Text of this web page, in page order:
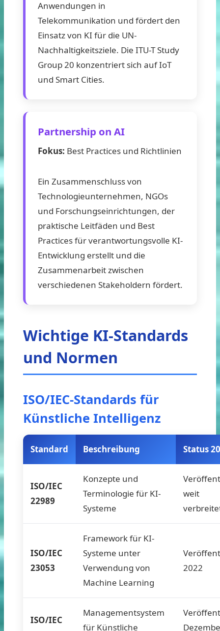
Anwendungen in
Telekommunikation und fördert den
Einsatz von KI für die UN-
Nachhaltigkeitsziele. Die ITU-T Study
Group 20 konzentriert sich auf IoT
und Smart Cities.
Partnership on AI
Fokus: Best Practices und Richtlinien
Ein Zusammenschluss von
Technologieunternehmen, NGOs
und Forschungseinrichtungen, der
praktische Leitfäden und Best
Practices für verantwortungsvolle KI-
Entwicklung erstellt und die
Zusammenarbeit zwischen
verschiedenen Stakeholdern fördert.
Wichtige KI-Standards
und Normen
ISO/IEC-Standards für
Künstliche Intelligenz
Standard Beschreibung Status
ISO/IEC
22989
Konzepte und
Terminologie für KI-
Systeme
weit
ISO/IEC
23053
Framework für KI-
Systeme unter
Verwendung von
Machine Learning
2022
ISO/IEC
Managementsystem
für Künstliche